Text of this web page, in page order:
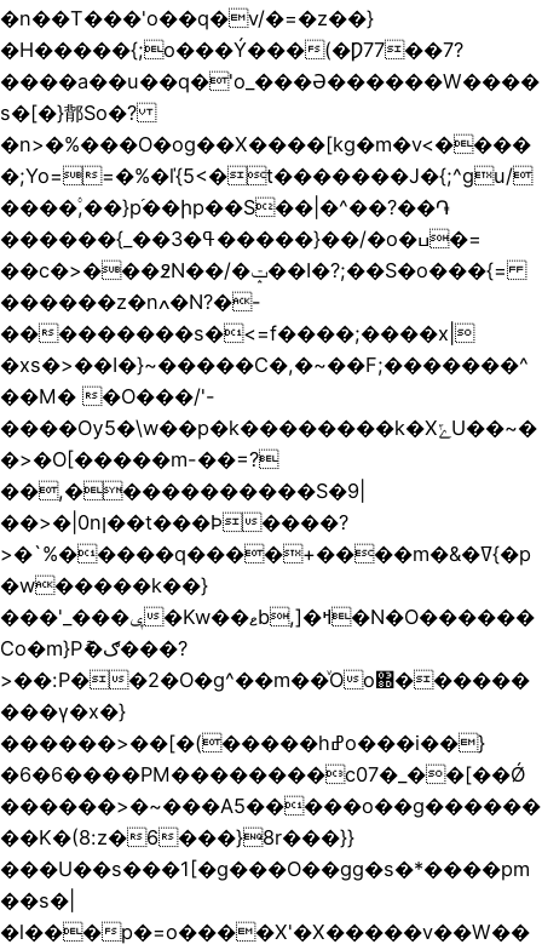
�n��T���'o��q�v/�=�z��}
�H�����{;o���͏Ý���(�Ƿ77��7?
����a��u��q�'o_���Ə������W����
s�[�}鄁So�?
�n>�%���O�og��X����[kg�m�v<����
�;Yo==�%�ľ{5<�t�������J�{;^gu/
����۟,��}p֝��իp��S��|�^��?��֏
������{_��3�ߟ�����}��/�o�ߎ�=
��c�>���߶N��/�ݓ��I�?;��S�o���{=
������z�nߍ�N?�-
���������s�<=f����;����x|
�xs�>��I�}~�����C�,�~��F;�������^
��M� �O���/'-
����Ѹ5�\w��p�k��������k�XݻU��~�
�>�O[�����m-��=?
��,�����������S�9|
��>�|0nן��t���Ϸ����?
>�`%�����q����+����m�&�ߜ{�p
�w�����k��}
���'_���ݷ�Kw��ޱb,]�ߞ�N�O������
Co�m}Pު�ګ���?
>��:P��2�O�g^��m��ͮOo΍������
���γ�x�}
������>��[�(�����hߝo���i��}
�6�6����PM��������c07�_��[��Ǿ
������>�~���A5�����o��g������
��K�(8:z�6���}8r���}}
���U��s���1[�g���O��gg�s�*����pm
��s�|
�l���p�=o����X'�Χ�����v��W��